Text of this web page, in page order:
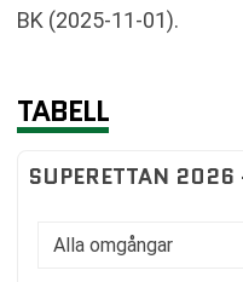
BK (2025-11-01).
TABELL
SUPERETTAN 2026